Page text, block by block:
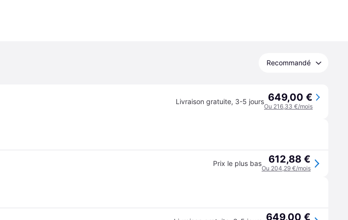
Recommandé
Livraison gratuite, 3-5 jours 649,00 €
Ou 216,33 €/mois
Prix le plus bas 612,88 €
Ou 204,29 €/mois
649,00 €